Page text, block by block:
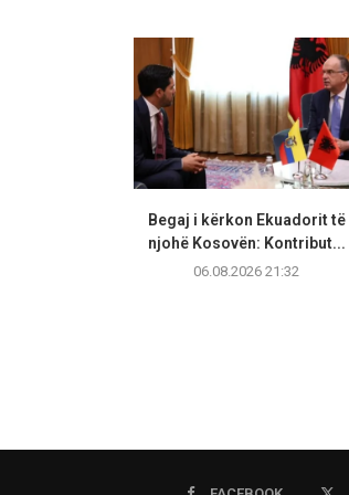
Begaj i kërkon Ekuadorit të
njohë Kosovën: Kontribut...
06.08.2026 21:32